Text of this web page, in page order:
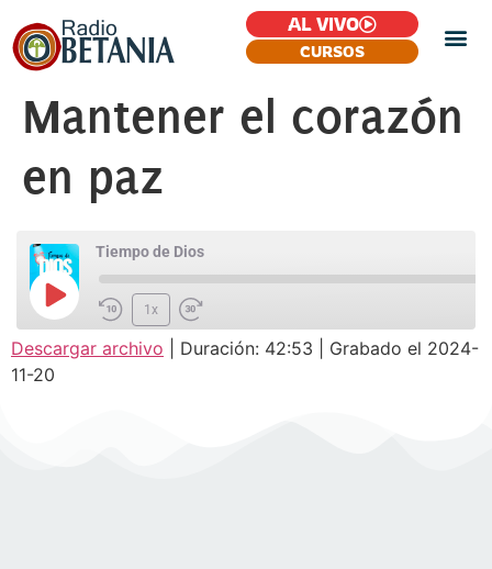
AL VIVO
CURSOS
Mantener el corazón
en paz
Tiempo de Dios
1x
SUSCRIBIR COMPARTIR
COMPARTIR
Descargar archivo Duración: 42:53
Grabado el 2024-
11-20